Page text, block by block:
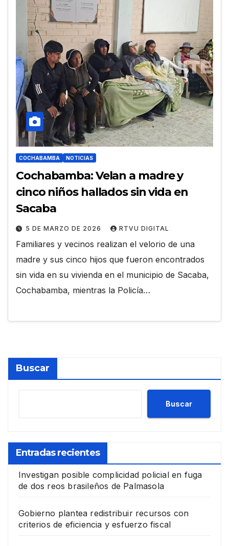
COCHABAMBA NOTICIAS
Cochabamba: Velan a madre y
cinco niños hallados sin vida en
Sacaba
5 DE MARZO DE 2026 RTVU DIGITAL
Familiares y vecinos realizan el velorio de una
madre y sus cinco hijos que fueron encontrados
sin vida en su vivienda en el municipio de Sacaba,
Cochabamba, mientras la Policía…
Buscar
Buscar
Entradas recientes
Investigan posible complicidad policial en fuga
de dos reos brasileños de Palmasola
Gobierno plantea redistribuir recursos con
criterios de eficiencia y esfuerzo fiscal